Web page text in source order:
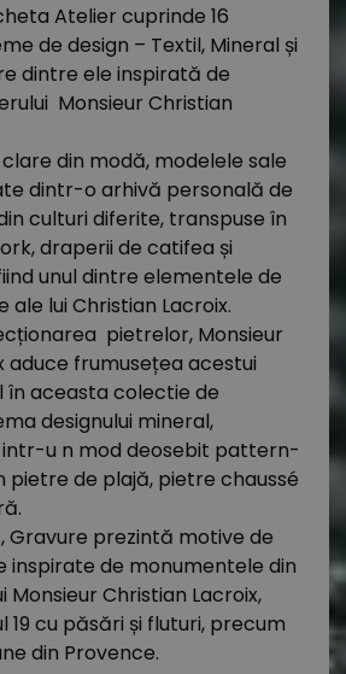
Atelier cuprinde 16
de design – Textil, Mineral și
dintre ele inspirată de
Monsieur Christian
din modă, modelele sale
dintr-o arhivă personală de
culturi diferite, transpuse în
draperii de catifea și
unul dintre elementele de
lui Christian Lacroix.
pietrelor, Monsieur
aduce frumusețea acestui
aceasta colectie de
designului mineral,
u n mod deosebit pattern-
pietre de plajă, pietre chaussé
Gravure prezintă motive de
inspirate de monumentele din
Monsieur Christian Lacroix,
19 cu păsări și fluturi, precum
din Provence.